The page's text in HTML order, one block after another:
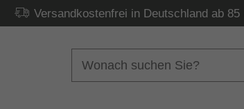
Versandkostenfrei in Deutschland ab 85